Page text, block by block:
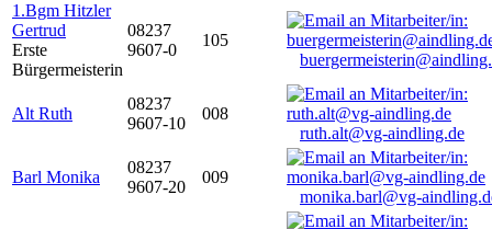
1.Bgm Hitzler
Gertrud
Erste
Bürgermeisterin
08237
9607-0
105
Alt Ruth
08237
9607-10
008
ruth.alt@vg-aindling.de
Barl Monika
08237
9607-20
009
monika.barl@vg-